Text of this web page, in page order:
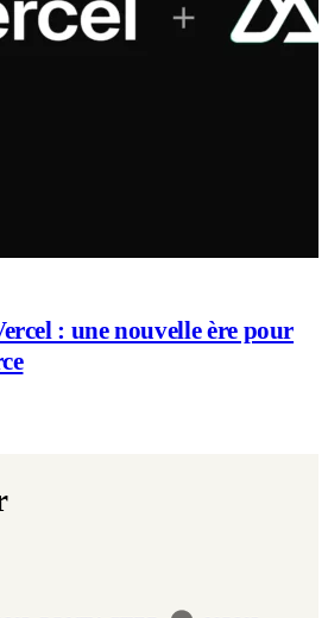
: une nouvelle ère pour